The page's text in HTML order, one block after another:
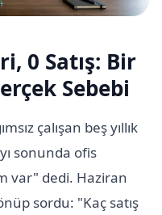
0 Satış: Bir
Sebebi
çalışan beş yıllık
sonunda ofis
var" dedi. Haziran
sordu: "Kaç satış